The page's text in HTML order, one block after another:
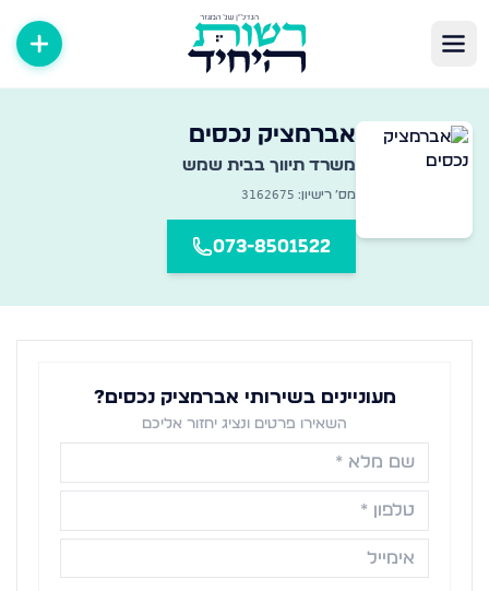
מאגר מקיף של משרדי תיווך נדל״ן ברחבי הארץ — מצאו את
אברמציק נכסים
משרד תיווך בבית שמש
מס׳ רישיון: 3162675
073-8501522
מעוניינים בשירותי אברמציק נכסים?
השאירו פרטים ונציג יחזור אליכם